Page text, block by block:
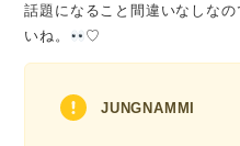
話題になること間違いなしな
いね。
♡
JUNGNAMMI